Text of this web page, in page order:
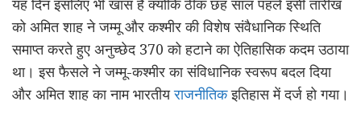
यह दिन इसलिए भी खास है क्योंकि ठीक छह साल पहले इसी तारीख
को अमित शाह ने जम्मू और कश्मीर की विशेष संवैधानिक स्थिति
समाप्त करते हुए अनुच्छेद 370 को हटाने का ऐतिहासिक कदम उठाया
था। इस फैसले ने जम्मू-कश्मीर का संविधानिक स्वरूप बदल दिया
और अमित शाह का नाम भारतीयराजनीतिकइतिहास में दर्ज हो गया।